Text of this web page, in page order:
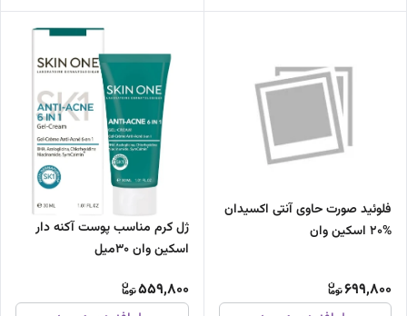
فلوئید صورت حاوی آنتی اکسیدان
%20 اسکین وان
699,800
ژل کرم مناسب پوست آکنه دار
اسکین وان 30میل
559,800